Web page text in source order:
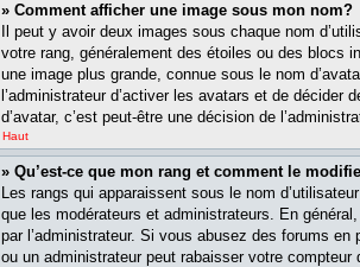
» Comment afficher une image sous mon nom?
Il peut y avoir deux images sous chaque nom
votre rang, généralement des étoiles ou des blocs
une image plus grande, connue sous le nom
l’administrateur d’activer les avatars et de
d’avatar, c’est peut-être une décision de
Haut
» Qu’est-ce que mon rang et comment le
Les rangs qui apparaissent sous le nom
que les modérateurs et administrateurs. En
par l’administrateur. Si vous abusez des forums
ou un administrateur peut rabaisser votre compteur